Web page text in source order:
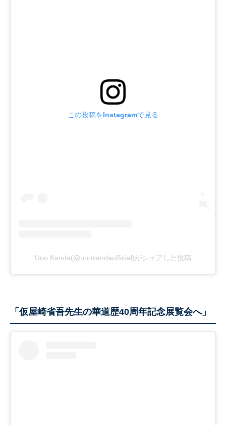
この投稿をInstagramで見る
Uno Kanda(@unokandaofficial)がシェアした投稿
「仮屋崎省吾先生の華道歴40周年記念展覧会へ」